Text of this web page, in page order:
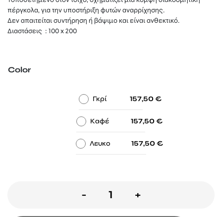
πέργκολα, για την υποστήριξη φυτών αναρρίχησης.
Δεν απαιτείται συντήρηση ή βάψιμο και είναι ανθεκτικό.
Διαστάσεις : 100 x 200
Color
Γκρί 157,50€
Καφέ 157,50€
- Λευκο 157,50€
-
Καφασωτό
+